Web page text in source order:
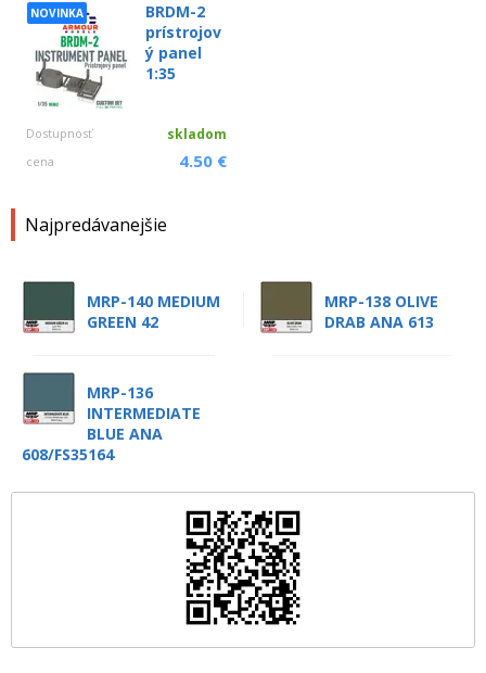
NOVINKA
BRDM-2
prístrojov
ý panel
1:35
Dostupnosť skladom
cena 4.50 €
Najpredávanejšie
MRP-140 MEDIUM
GREEN 42
MRP-138 OLIVE
DRAB ANA 613
MRP-136
INTERMEDIATE
BLUE ANA
608/FS35164